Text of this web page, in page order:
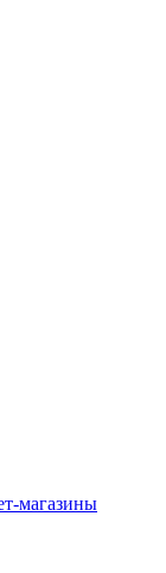
магазины